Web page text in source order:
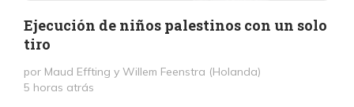
Ejecución de niños palestinos con un solo
tiro
por Maud Effting y Willem Feenstra (Holanda)
5 horas atrás